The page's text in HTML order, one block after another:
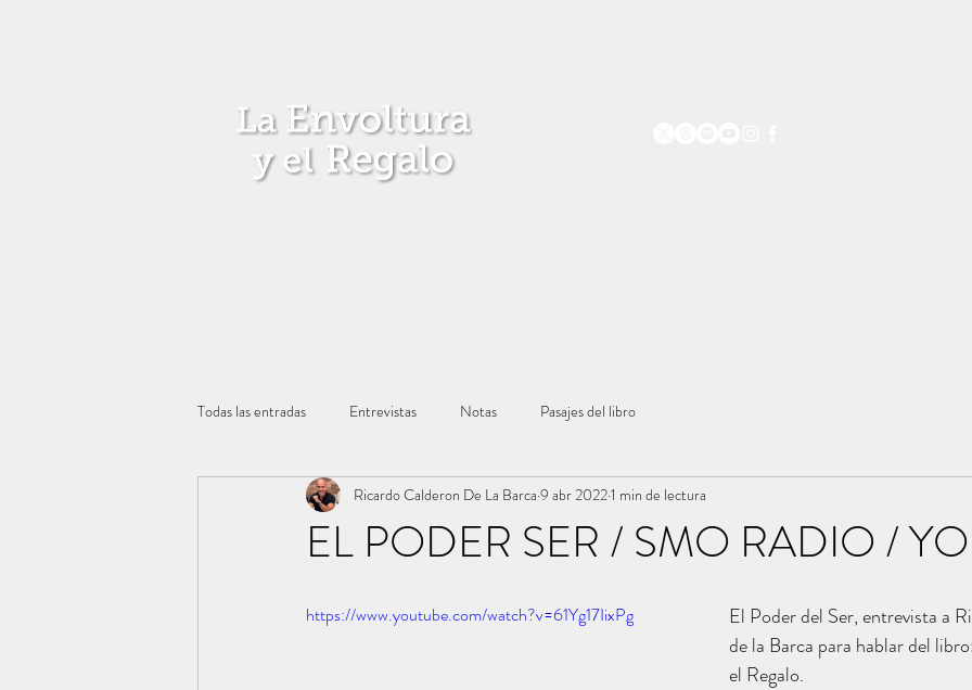
Todas las entradas Entrevistas Notas Pasajes del libro
EL PODER SER / SMO RADIO /
Ricardo Calderon De La Barca 9 abr 20221 min de lectura
https://www.youtube.com/watch?v=61Yg17IixPg
El Poder del Ser, entrevista a
de la Barca para hablar del
el Regalo.